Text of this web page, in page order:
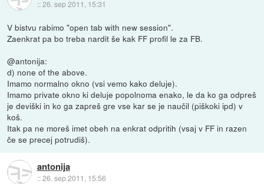
::26. sep 2011, 15:31
V bistvu rabimo "open tab with new session".
Zaenkrat pa bo treba nardit še kak FF profil le za FB.
@antonija:
d) none of the above.
Imamo normalno okno (vsi vemo kako deluje).
Imamo private okno ki deluje popolnoma enako, le da ko ga odpreš
je deviški in ko ga zapreš gre vse kar se je naučil (piškoki ipd) v
koš.
Itak pa ne moreš imet obeh na enkrat odpritih (vsaj v FF in razen
če se precej potrudiš).
antonija
::26. sep 2011, 15:56